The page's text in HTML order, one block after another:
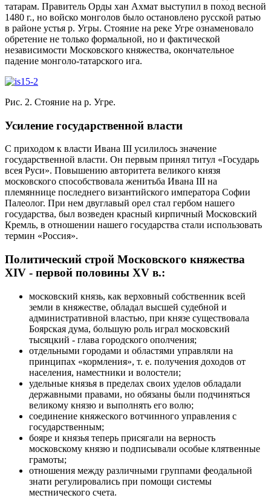
татарам. Правитель Орды хан Ахмат выступил в поход весной
1480 г., но войско монголов было остановлено русской ратью
в районе устья р. Угры. Стояние на реке Угре ознаменовало
обретение не только формальной, но и фактической
независимости Московского княжества, окончательное
падение монголо-татарского ига.
Рис. 2. Стояние на р. Угре.
Усиление государственной власти
С приходом к власти Ивана III усилилось значение
государственной власти. Он первым принял титул «Государь
всея Руси». Повышению авторитета великого князя
московского способствовала женитьба Ивана III на
племяннице последнего византийского императора Софии
Палеолог. При нем двуглавый орел стал гербом нашего
государства, был возведен красный кирпичный Московский
Кремль, в отношении нашего государства стали использовать
термин «Россия».
Политический строй Московского княжества
XIV - первой половины XV в.:
московский князь, как верховный собственник всей
земли в княжестве, обладал высшей судебной и
административной властью, при князе существовала
Боярская дума, большую роль играл московский
тысяцкий - глава городского ополчения;
отдельными городами и областями управляли на
принципах «кормления», т. е. получения доходов от
населения, наместники и волостели;
удельные князья в пределах своих уделов обладали
державными правами, но обязаны были подчиняться
великому князю и выполнять его волю;
соединение княжеского вотчинного управления с
государственным;
бояре и князья теперь присягали на верность
московскому князю и подписывали особые клятвенные
грамоты;
отношения между различными группами феодальной
знати регулировались при помощи системы
местнического счета.